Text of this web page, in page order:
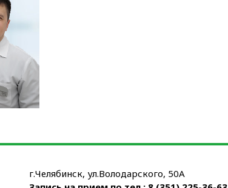
г.Челябинск, ул.Володарского, 50А